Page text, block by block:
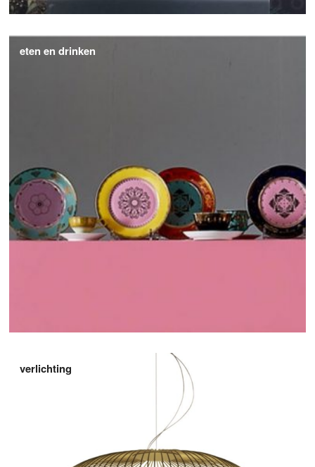
eten en drinken
verlichting